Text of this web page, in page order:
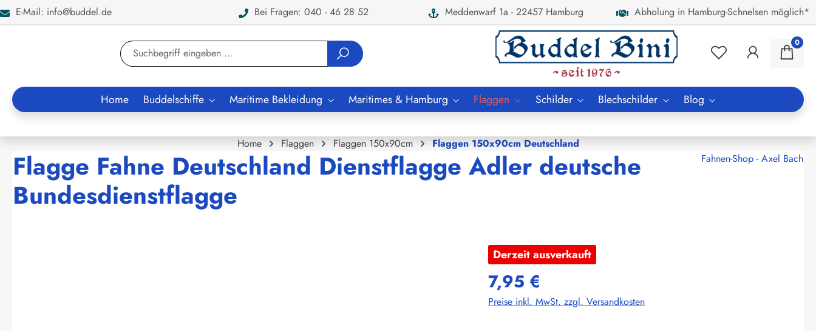
Zur Suche springen
E-Mail: info@buddel.de Bei Fragen: 040 - 46 28 52 Meddenwarf 1a - 22457 Hamburg Abholung in Hamburg-Schnelsen möglich*
0
Home Buddelschiffe Maritime Bekleidung Maritimes & Hamburg Flaggen Schilder Blechschilder Blog
Home Flaggen Flaggen 150x90cm Flaggen 150x90cm Deutschland
Flagge Fahne Deutschland Dienstflagge Adler deutsche
Bundesdienstflagge
Fahnen-Shop - Axel Bach
Derzeit ausverkauft
7,95 €
Preise inkl. MwSt. zzgl. Versandkosten